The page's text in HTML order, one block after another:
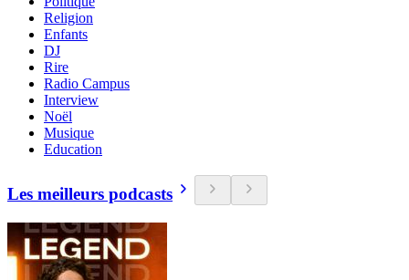
Religion
Enfants
DJ
Rire
Radio Campus
Interview
Noël
Musique
Education
Les meilleurs podcasts